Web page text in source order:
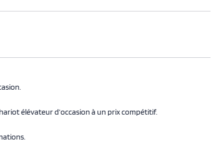
élévateur d’occasion à un prix compétitif.